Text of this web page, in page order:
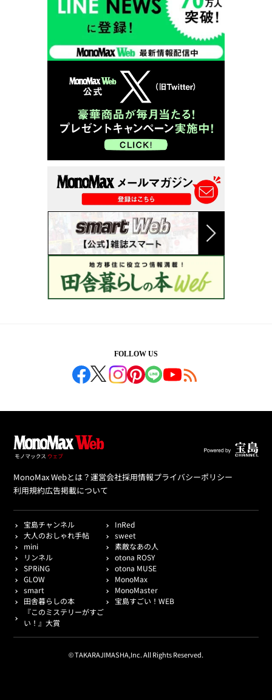
FOLLOW US
MonoMax Webとは？運営会社採用情報プライバシーポリシー
利用規約広告掲載について
宝島チャンネル
InRed
大人のおしゃれ手帖
sweet
mini
素敵なあの人
リンネル
otona ROSY
SPRiNG
otona MUSE
GLOW
MonoMax
smart
MonoMaster
田舎暮らしの本
宝島すごい！WEB
『このミステリーがすご
い！』大賞
© TAKARAJIMASHA,Inc. All Rights Reserved.